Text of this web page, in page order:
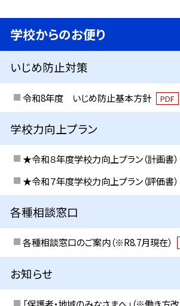
学校からのお便り
いじめ防止対策
令和8年度 いじめ防止基本方針 PDF
学校力向上プラン
★令和８年度学校力向上プラン（計画書）
★令和７年度学校力向上プラン（評価書）
各種相談窓口
各種相談窓口のご案内（※R8.7月現在）
お知らせ